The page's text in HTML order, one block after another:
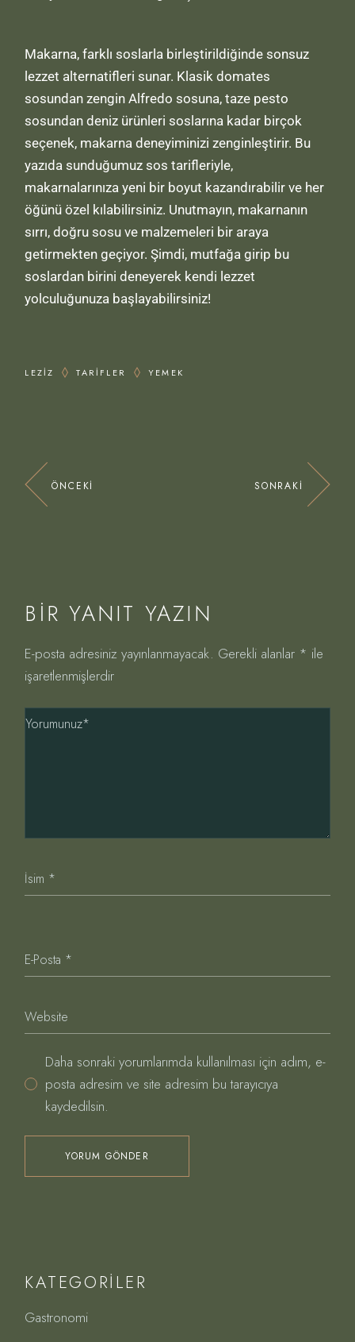
Makarna, farklı soslarla birleştirildiğinde sonsuz
lezzet alternatifleri sunar. Klasik domates
sosundan zengin Alfredo sosuna, taze pesto
sosundan deniz ürünleri soslarına kadar birçok
seçenek, makarna deneyiminizi zenginleştirir. Bu
yazıda sunduğumuz sos tarifleriyle,
makarnalarınıza yeni bir boyut kazandırabilir ve her
öğünü özel kılabilirsiniz. Unutmayın, makarnanın
sırrı, doğru sosu ve malzemeleri bir araya
getirmekten geçiyor. Şimdi, mutfağa girip bu
soslardan birini deneyerek kendi lezzet
yolculuğunuza başlayabilirsiniz!
LEZIZ TARIFLER YEMEK
ÖNCEKI SONRAKI
BIR YANIT YAZIN
E-posta adresiniz yayınlanmayacak. Gerekli alanlar * ile
işaretlenmişlerdir
Daha sonraki yorumlarımda kullanılması için adım, e-
posta adresim ve site adresim bu tarayıcıya
kaydedilsin.
YORUM GÖNDER
KATEGORILER
Gastronomi